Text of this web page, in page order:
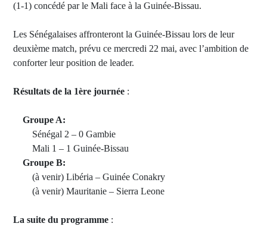
(1-1) concédé par le Mali face à la Guinée-Bissau.
Les Sénégalaises affronteront la Guinée-Bissau lors de leur
deuxième match, prévu ce mercredi 22 mai, avec l’ambition de
conforter leur position de leader.
Résultats de la 1ère journée :
Groupe A:
Sénégal 2 – 0 Gambie
Mali 1 – 1 Guinée-Bissau
Groupe B:
(à venir) Libéria – Guinée Conakry
(à venir) Mauritanie – Sierra Leone
La suite du programme :